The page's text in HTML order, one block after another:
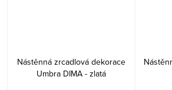
Nástěnná zrcadlová dekorace
Umbra DIMA - zlatá